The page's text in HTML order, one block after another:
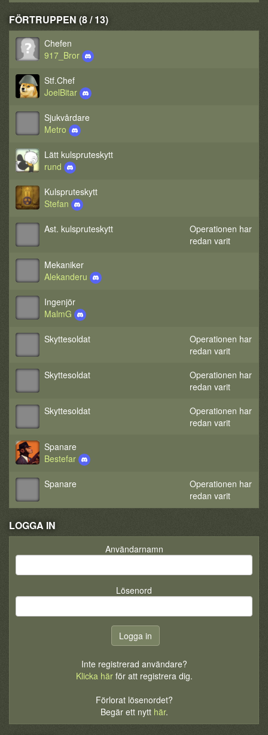
FÖRTRUPPEN (8 / 13)
Chefen
917_Bror
Stf.Chef
JoelBitar
Sjukvårdare
Metro
Lätt kulspruteskytt
rund
Kulspruteskytt
Stefan
Ast. kulspruteskytt
Operationen har
redan varit
Mekaniker
Alekanderu
Ingenjör
MalmG
Skyttesoldat
Operationen har
redan varit
Skyttesoldat
Operationen har
redan varit
Skyttesoldat
Operationen har
redan varit
Spanare
Bestefar
Spanare
Operationen har
redan varit
LOGGA IN
Användarnamn
Lösenord
Inte registrerad användare?
Klicka härför att registrera dig.
Förlorat lösenordet?
Begär ett nytt här.